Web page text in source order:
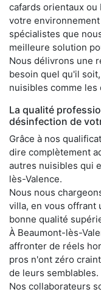
cafards orientaux
votre
spécialistes que
meilleure solution
Nous délivrons une
besoin quel qu'il
nuisibles comme les
La qualité
désinfection de
Grâce à nos
dire complètement
autres nuisibles qui
lès-Valence.
Nous nous
villa, en vous offrant
bonne qualité
À Beaumont-lès-
affronter de réels
pros n'ont zéro
de leurs semblables.
Nos collaborateurs